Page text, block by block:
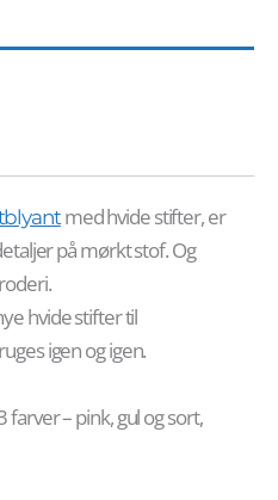
med hvide stifter, er
på mørkt stof. Og
hvide stifter til
igen og igen.
– pink, gul og sort,